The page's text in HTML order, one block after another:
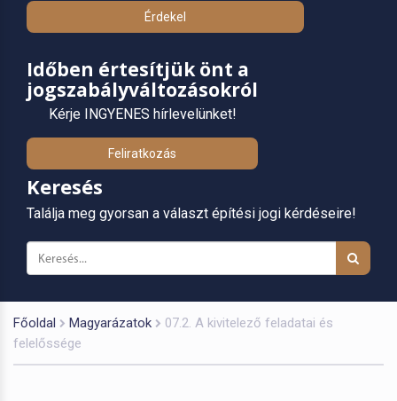
Érdekel
Időben értesítjük önt a
jogszabályváltozásokról
Kérje INGYENES hírlevelünket!
Feliratkozás
Keresés
Találja meg gyorsan a választ építési jogi kérdéseire!
Főoldal Magyarázatok
07.2. A kivitelező feladatai és
felelőssége